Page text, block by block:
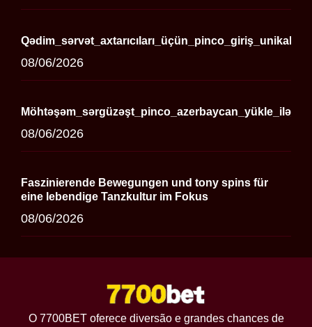
08/06/2026
08/06/2026
Faszinierende Bewegungen und tony spins für
eine lebendige Tanzkultur im Fokus
08/06/2026
O 7700BET oferece diversão e grandes chances de